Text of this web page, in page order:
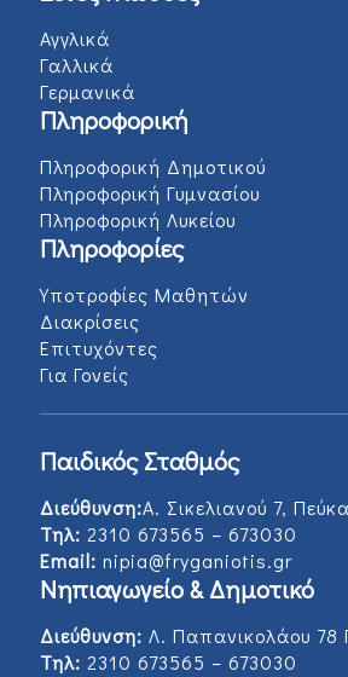
Αγγλικά
Γαλλικά
Γερμανικά
Πληροφορική
Πληροφορική Δημοτικού
Πληροφορική Γυμνασίου
Πληροφορική Λυκείου
Πληροφορίες
Υποτροφίες Μαθητών
Διακρίσεις
Επιτυχόντες
Για Γονείς
Παιδικός Σταθμός
Διεύθυνση:Α. Σικελιανού 7,
Τηλ: 2310 673565 – 673030
Email: nipia@fryganiotis.gr
Νηπιαγωγείο & Δημοτικό
Διεύθυνση: Λ. Παπανικολάου 78
Τηλ: 2310 673565 – 673030